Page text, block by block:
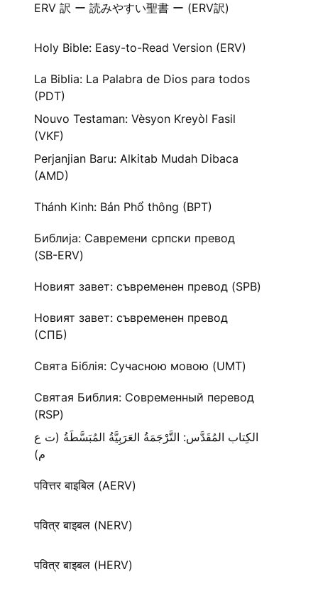
ERV 訳 ー 読みやすい聖書 ー (ERV訳)
Holy Bible: Easy-to-Read Version (ERV)
La Biblia: La Palabra de Dios para todos
(PDT)
Nouvo Testaman: Vèsyon Kreyòl Fasil
(VKF)
Perjanjian Baru: Alkitab Mudah Dibaca
(AMD)
Thánh Kinh: Bản Phổ thông (BPT)
Библија: Савремени српски превод
(SB-ERV)
Новият завет: съвременен превод (SPB)
Новият завет: съвременен превод
(СПБ)
Свята Біблія: Сучасною мовою (UMT)
Святая Библия: Современный перевод
(RSP)
الكِتاب المُقَدَّس: التَّرْجَمَةُ العَرَبِيَّةُ المُبَسَّطَةُ (ت ع
م)
पवित्तर बाइबिल (AERV)
पवित्र बाइबल (NERV)
पवित्र बाइबल (HERV)